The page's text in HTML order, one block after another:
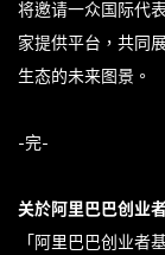
将邀请一众国际代
家提供平台，共同
生态的未来图景。
-完-
关於阿里巴巴创业
「阿里巴巴创业者